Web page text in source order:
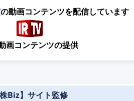
の動画コンテンツを配信しています
画コンテンツの提供
株Biz】サイト監修